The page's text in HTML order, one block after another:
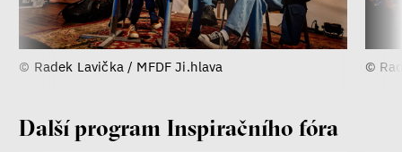
© Radek Lavička / MFDF Ji.hlava ©
Další program Inspiračního fóra